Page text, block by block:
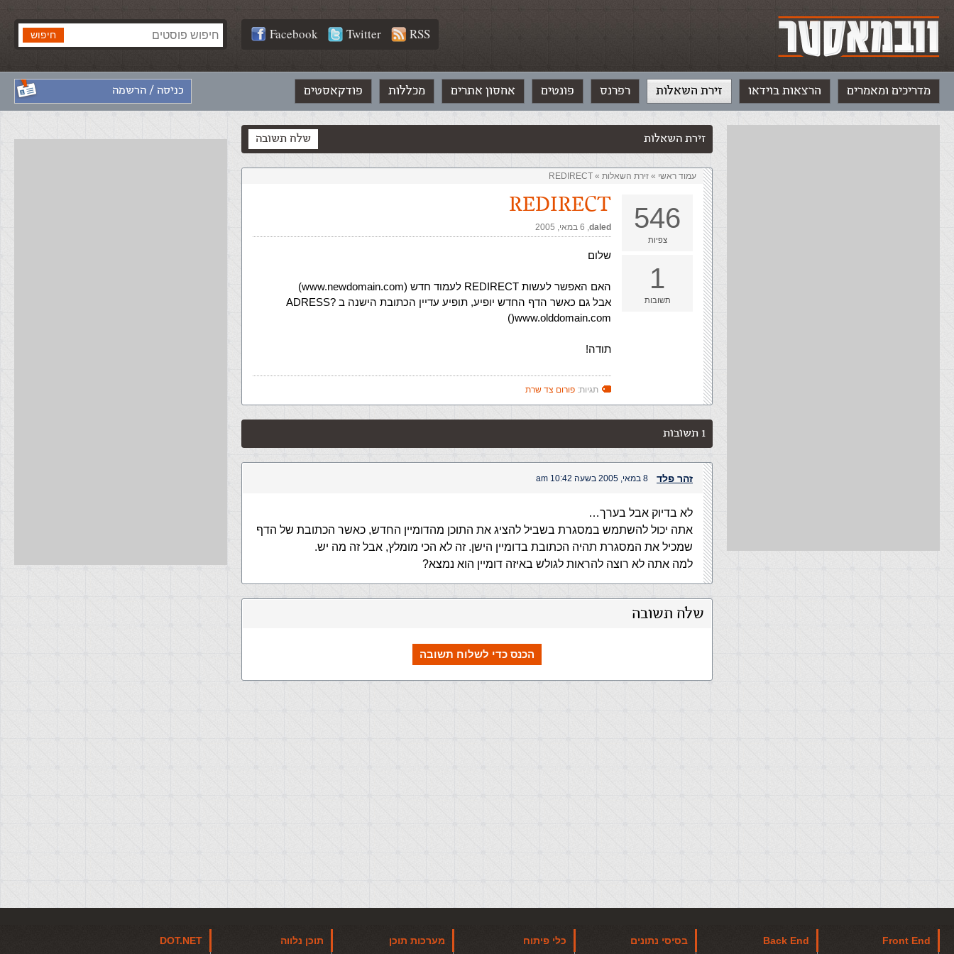
Facebook Twitter RSS
כניסה / הרשמה מדריכים ומאמרים הרצאות בוידאו זירת השאלות רפרנס פונטים אחסון אתרים מכללות פודקאסטים
שלח תשובה זירת השאלות
עמוד ראשי » ‏זירת השאלות‏ »
REDIRECT
546
צפיות
1
תשובות
REDIRECT
daled
,‏ 6 במאי, 2005
שלום
האם האפשר לעשות REDIRECT לעמוד חדש (www.newdomain.com)
אבל גם כאשר הדף החדש יופיע, תופיע עדיין הכתובת הישנה ב ADRESS?
)www.olddomain.com)
תודה!
תגיות: פורום צד שרת
1 תשובות
זהר פלד 8 במאי, 2005 בשעה 10:42 am
לא בדיוק אבל בערך…
אתה יכול להשתמש במסגרת בשביל להציג את התוכן מהדומיין החדש, כאשר הכתובת של הדף
שמכיל את המסגרת תהיה הכתובת בדומיין הישן. זה לא הכי מומלץ, אבל זה מה יש.
למה אתה לא רוצה להראות לגולש באיזה דומיין הוא נמצא?
שלח תשובה
הכנס כדי לשלוח תשובה
Front End
Back End בסיסי נתונים כלי פיתוח מערכות תוכן תוכן נלווה DOT.NET